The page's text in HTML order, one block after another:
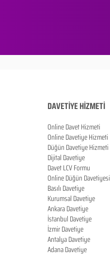
DAVETİYE HİZMETİ
Online Davet Hizmeti
Online Davetiye Hizmeti
Düğün Davetiye Hizmeti
Dijital Davetiye
Davet LCV Formu
Online Düğün Davetiyesi
Basılı Davetiye
Kurumsal Davetiye
Ankara Davetiye
İstanbul Davetiye
İzmir Davetiye
Antalya Davetiye
Adana Davetiye